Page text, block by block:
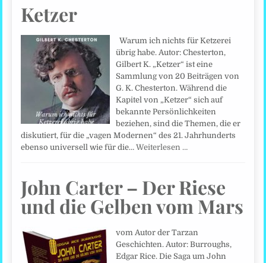
Ketzer
Warum ich nichts für Ketzerei
übrig habe. Autor: Chesterton,
Gilbert K. „Ketzer“ ist eine
Sammlung von 20 Beiträgen von
G. K. Chesterton. Während die
Kapitel von „Ketzer“ sich auf
bekannte Persönlichkeiten
beziehen, sind die Themen, die er
diskutiert, für die „vagen Modernen“ des 21. Jahrhunderts
ebenso universell wie für die…Weiterlesen …
John Carter – Der Riese
und die Gelben vom Mars
vom Autor der Tarzan
Geschichten. Autor: Burroughs,
Edgar Rice. Die Saga um John